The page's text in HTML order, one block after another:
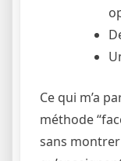
Ce qui m’a
méthode
sans